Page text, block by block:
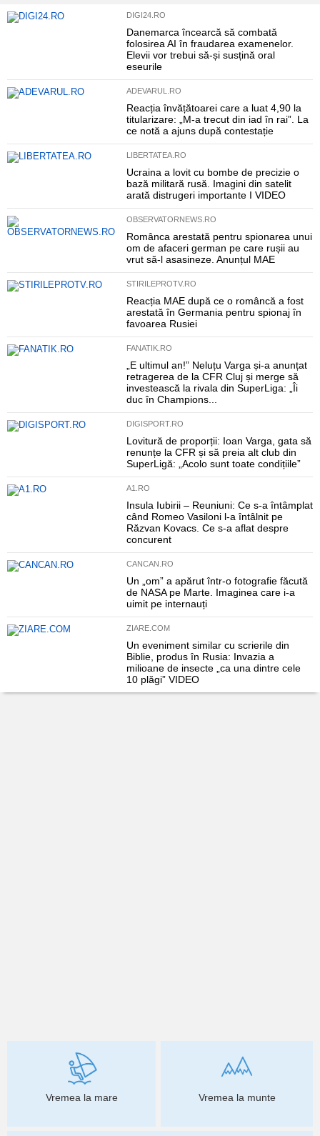
DIGI24.RO
Danemarca încearcă să combată
folosirea AI în fraudarea examenelor.
Elevii vor trebui să-și susțină oral
eseurile
ADEVARUL.RO
Reacția învățătoarei care a luat 4,90 la
titularizare: „M-a trecut din iad în rai”. La
ce notă a ajuns după contestație
LIBERTATEA.RO
Ucraina a lovit cu bombe de precizie o
bază militară rusă. Imagini din satelit
arată distrugeri importante I VIDEO
OBSERVATORNEWS.RO
Românca arestată pentru spionarea unui
om de afaceri german pe care rușii au
vrut să-l asasineze. Anunțul MAE
STIRILEPROTV.RO
Reacția MAE după ce o româncă a fost
arestată în Germania pentru spionaj în
favoarea Rusiei
FANATIK.RO
„E ultimul an!” Neluțu Varga și-a anunțat
retragerea de la CFR Cluj și merge să
investească la rivala din SuperLiga: „Îi
duc în Champions...
DIGISPORT.RO
Lovitură de proporții: Ioan Varga, gata să
renunțe la CFR și să preia alt club din
SuperLigă: „Acolo sunt toate condițiile”
A1.RO
Insula Iubirii – Reuniuni: Ce s-a întâmplat
când Romeo Vasiloni l-a întâlnit pe
Răzvan Kovacs. Ce s-a aflat despre
concurent
CANCAN.RO
Un „om” a apărut într-o fotografie făcută
de NASA pe Marte. Imaginea care i-a
uimit pe internauți
ZIARE.COM
Un eveniment similar cu scrierile din
Biblie, produs în Rusia: Invazia a
milioane de insecte „ca una dintre cele
10 plăgi” VIDEO
Vremea la mare Vremea la munte